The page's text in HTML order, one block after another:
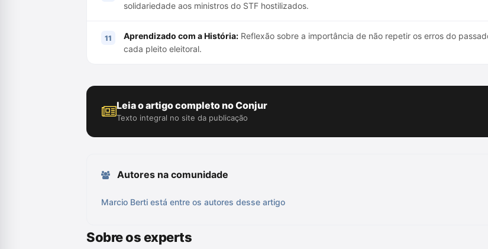
solidariedade aos ministros do STF hostilizados.
Aprendizado com a História: Reflexão sobre a importância de não repetir os erros do
cada pleito eleitoral.
Leia o artigo completo no Conjur
Texto integral no site da publicação
Autores na comunidade
Marcio Berti está entre os autores desse artigo
Sobre os experts